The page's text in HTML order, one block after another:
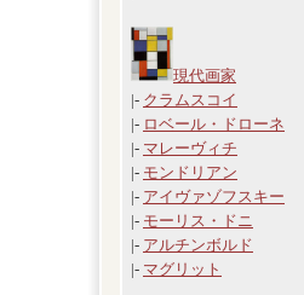
現代画家
|- クラムスコイ
|- ロベール・ドローネ
|- マレーヴィチ
|- モンドリアン
|- アイヴァゾフスキー
|- モーリス・ドニ
|- アルチンボルド
|- マグリット